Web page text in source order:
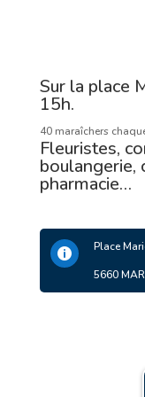
Sur la place
15h.
40 maraîchers
Fleuristes,
boulangerie,
pharmacie…

Place
5660